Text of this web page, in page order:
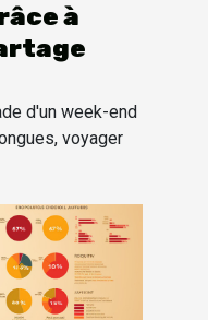
à
d'un week-end
voyager